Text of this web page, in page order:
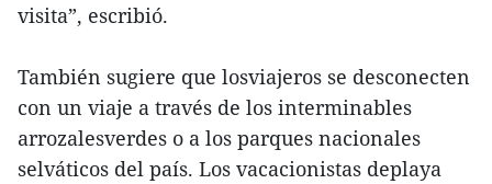
visita”, escribió.
También sugiere que losviajeros se desconecten
con un viaje a través de los interminables
arrozalesverdes o a los parques nacionales
selváticos del país. Los vacacionistas deplaya